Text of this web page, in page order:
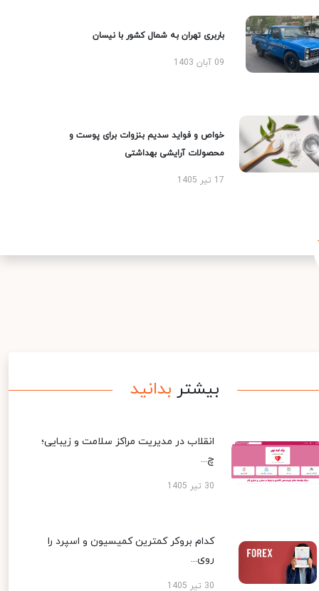
باربری تهران به شمال کشور با نیسان
09 آبان 1403
خواص و فواید سدیم بنزوات برای پوست و
محصولات آرایشی بهداشتی
17 تیر 1405
بیشتر بدانید
انقلاب در مدیریت مراکز سلامت و زیبایی؛
چ...
30 تیر 1405
کدام بروکر کمترین کمیسیون و اسپرد را
روی...
30 تیر 1405